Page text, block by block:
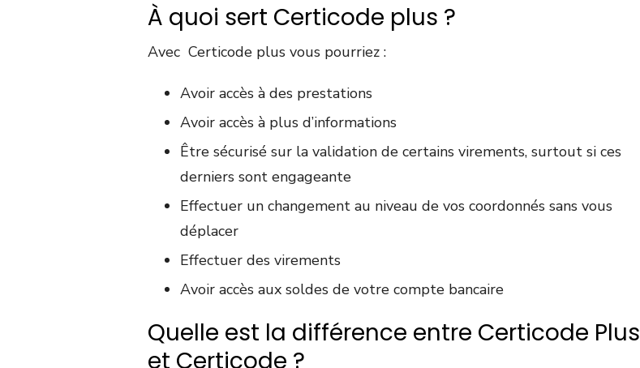
À quoi sert Certicode plus ?
Avec Certicode plus vous pourriez :
Avoir accès à des prestations
Avoir accès à plus d’informations
Être sécurisé sur la validation de certains virements, surtout si ces
derniers sont engageante
Effectuer un changement au niveau de vos coordonnés sans vous
déplacer
Effectuer des virements
Avoir accès aux soldes de votre compte bancaire
Quelle est la différence entre Certicode Plus
et Certicode ?